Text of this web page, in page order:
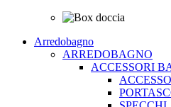
Arredobagno
ARREDOBAGNO
ACCESSORI